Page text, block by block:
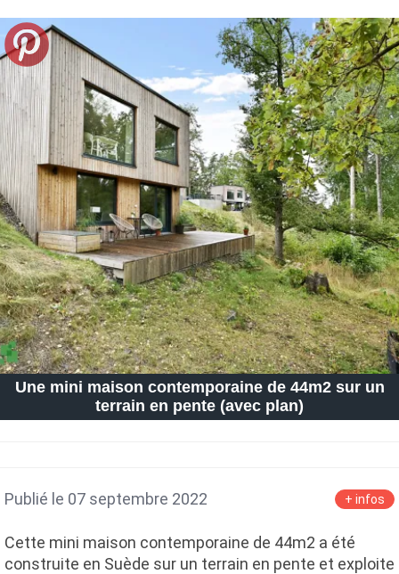
Une mini maison contemporaine de 44m2 sur un
terrain en pente (avec plan)
Publié le 07 septembre 2022 + infos
Cette mini maison contemporaine de 44m2 a été
construite en Suède sur un terrain en pente et exploite